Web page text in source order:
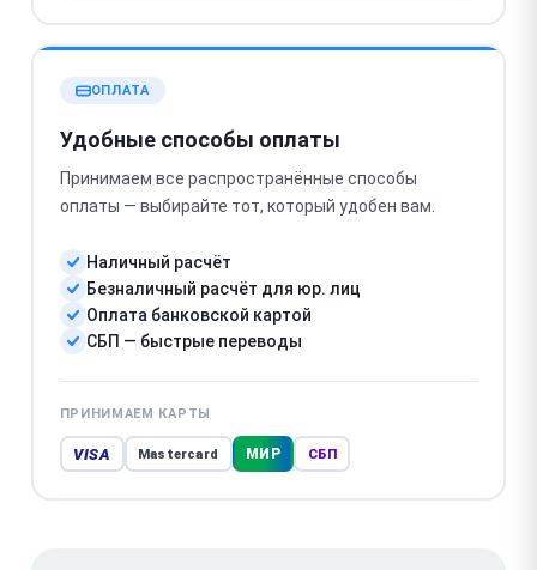
ОПЛАТА
Удобные способы оплаты
Принимаем все распространённые способы
оплаты — выбирайте тот, который удобен вам.
Наличный расчёт
Безналичный расчёт для юр. лиц
Оплата банковской картой
СБП — быстрые переводы
ПРИНИМАЕМ КАРТЫ
VISA Mastercard МИР СБП